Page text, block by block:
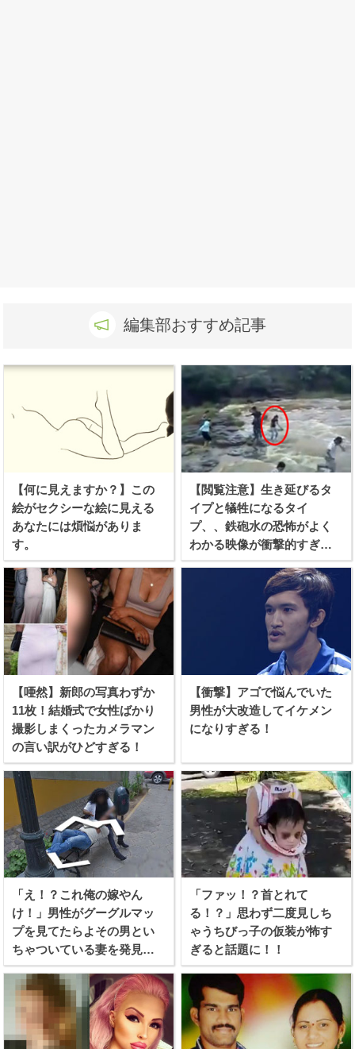
編集部おすすめ記事
【何に見えますか？】この
絵がセクシーな絵に見える
あなたには煩悩がありま
す。
【閲覧注意】生き延びるタ
イプと犠牲になるタイ
プ、、鉄砲水の恐怖がよく
わかる映像が衝撃的すぎ
る！
【唖然】新郎の写真わずか
11枚！結婚式で女性ばかり
撮影しまくったカメラマン
の言い訳がひどすぎる！
【衝撃】アゴで悩んでいた
男性が大改造してイケメン
になりすぎる！
「え！？これ俺の嫁やん
け！」男性がグーグルマッ
プを見てたらよその男とい
ちゃついている妻を発見し
てしまう！！
「ファッ！？首とれて
る！？」思わず二度見しち
ゃうちびっ子の仮装が怖す
ぎると話題に！！